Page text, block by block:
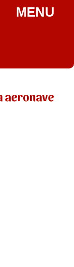
MENU
aeronave